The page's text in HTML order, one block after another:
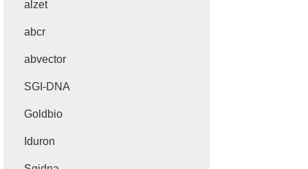
alzet
abcr
abvector
SGI-DNA
Goldbio
Iduron